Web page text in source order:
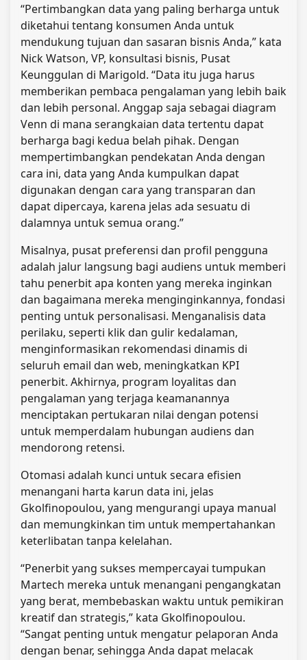
“Pertimbangkan data yang paling berharga untuk
diketahui tentang konsumen Anda untuk
mendukung tujuan dan sasaran bisnis Anda,” kata
Nick Watson, VP, konsultasi bisnis, Pusat
Keunggulan di Marigold. “Data itu juga harus
memberikan pembaca pengalaman yang lebih baik
dan lebih personal. Anggap saja sebagai diagram
Venn di mana serangkaian data tertentu dapat
berharga bagi kedua belah pihak. Dengan
mempertimbangkan pendekatan Anda dengan
cara ini, data yang Anda kumpulkan dapat
digunakan dengan cara yang transparan dan
dapat dipercaya, karena jelas ada sesuatu di
dalamnya untuk semua orang.”
Misalnya, pusat preferensi dan profil pengguna
adalah jalur langsung bagi audiens untuk memberi
tahu penerbit apa konten yang mereka inginkan
dan bagaimana mereka menginginkannya, fondasi
penting untuk personalisasi. Menganalisis data
perilaku, seperti klik dan gulir kedalaman,
menginformasikan rekomendasi dinamis di
seluruh email dan web, meningkatkan KPI
penerbit. Akhirnya, program loyalitas dan
pengalaman yang terjaga keamanannya
menciptakan pertukaran nilai dengan potensi
untuk memperdalam hubungan audiens dan
mendorong retensi.
Otomasi adalah kunci untuk secara efisien
menangani harta karun data ini, jelas
Gkolfinopoulou, yang mengurangi upaya manual
dan memungkinkan tim untuk mempertahankan
keterlibatan tanpa kelelahan.
“Penerbit yang sukses mempercayai tumpukan
Martech mereka untuk menangani pengangkatan
yang berat, membebaskan waktu untuk pemikiran
kreatif dan strategis,” kata Gkolfinopoulou.
“Sangat penting untuk mengatur pelaporan Anda
dengan benar, sehingga Anda dapat melacak